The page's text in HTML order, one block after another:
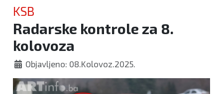
Sport
Kultura
Crna
kronika
KSB
Radarske kontrole za 8.
kolovoza
Objavljeno: 08.Kolovoz.2025.